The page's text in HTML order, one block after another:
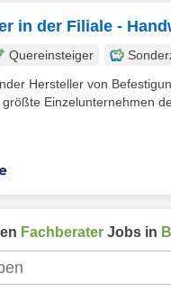
in der Filiale -
Quereinsteiger
Hersteller von
Einzelunternehmen
Fachberater Jobs in